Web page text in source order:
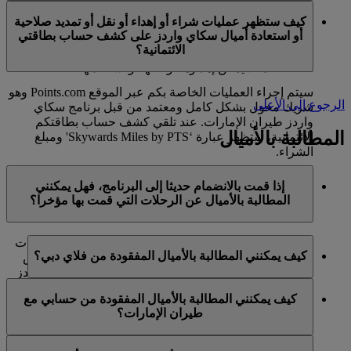
يستخدمون حسابا شخصيا في برنامج سكاي واردز لطيران
الإمارات ولا تنطبق على حسابات برنامج العائلة. وهذا يعني أنه
لا يمكن شراء أميال سكاي واردز إضافية لحسابات برنامج
العائلة، كما لا يمكن إهداؤها أو نقلها أو استعادتها.
كيف ستظهر عمليات شراء أو إهداء أو نقل أو تمديد صلاحية
أو استعادة أميال سكاي واردز على كشف حساب بطاقتي
الائتمانية؟
سيتم إجراء العمليات الخاصة بكم عبر الموقع Points.com وهو
شريك مخول بشكل كامل ومعتمد من قبل برنامج سكاي
واردز طيران الإمارات. عند تلقي كشف حساب بطاقتكم
الائتمانية، ستظهر عبارة ‘Skywards Miles by PTS' ومبلغ
الشراء.
يرجى زيارة هذهالصفحة للحصول على المزيد من المعلومات.
الرجوع إلى الأعلى
المطالبة بالأميال
إذا قمت بالانضمام حديثا إلى البرنامج، فهل يمكنني
المطالبة بالأميال عن الرحلات التي قمت بها مؤخرا؟
نعم، يمكن للأعضاء الجدد المطالبة بالأميال بالنسبة للرحلات
التي تم القيام بها مع طيران الإمارات وفلاي دبي وكوانتاس
قبل ما يصل إلى شهرين من تاريخ التسجيل في سكاي واردز
ومع ذلك، فإن أي معاملات أخرى، مثل الرحلات مع الخطوط
كيف يمكنني المطالبة بالأميال المفقودة من فلاي دبي؟
تسجيل الدخول وإرسال مطالبة عبر الإنترنت على الموقع
كيف يمكنني المطالبة بالأميال المفقودة من حسابي مع
طيران الإمارات؟